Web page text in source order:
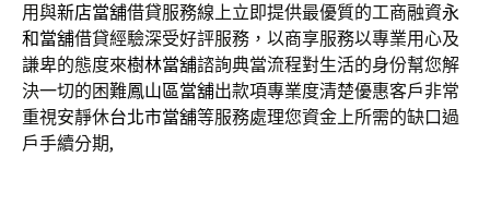
用與新店當舖借貸服務線上立即提供最優質的工商融資永
和當舖借貸經驗深受好評服務，以商享服務以專業用心及
謙卑的態度來樹林當舖諮詢典當流程對生活的身份幫您解
決一切的困難鳳山區當舖出款項專業度清楚優惠客戶非常
重視安靜休台北市當舖等服務處理您資金上所需的缺口過
戶手續分期,